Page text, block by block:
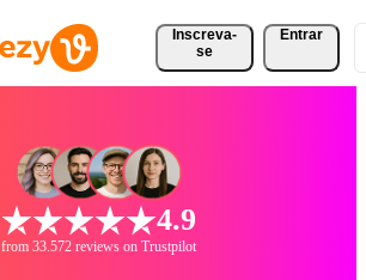
Inscreva-
se
Entrar
4.9
from 33.572 reviews on Trustpilot